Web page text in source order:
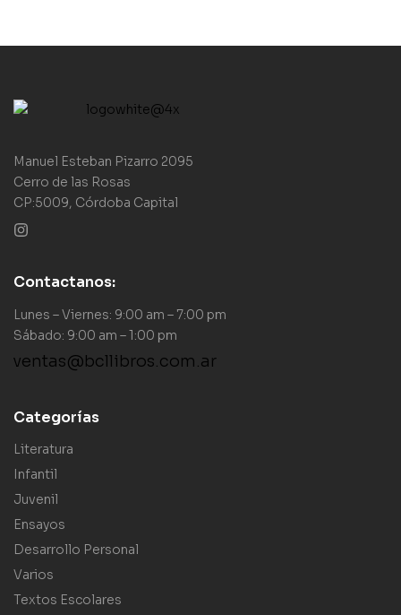
Manuel Esteban Pizarro 2095
Cerro de las Rosas
CP:5009, Córdoba Capital
Contactanos:
Lunes – Viernes: 9:00 am – 7:00 pm
Sábado: 9:00 am – 1:00 pm
ventas@bcllibros.com.ar
Categorías
Literatura
Infantil
Juvenil
Ensayos
Desarrollo Personal
Varios
Textos Escolares